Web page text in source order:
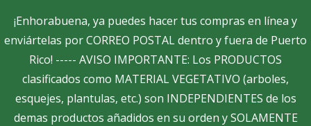
¡Enhorabuena, ya puedes hacer tus compras en línea y
enviártelas por CORREO POSTAL dentro y fuera de Puerto
Rico! ----- AVISO IMPORTANTE: Los PRODUCTOS
clasificados como MATERIAL VEGETATIVO (arboles,
esquejes, plantulas, etc.) son INDEPENDIENTES de los
demas productos añadidos en su orden y SOLAMENTE
$0.00
Showing the single result